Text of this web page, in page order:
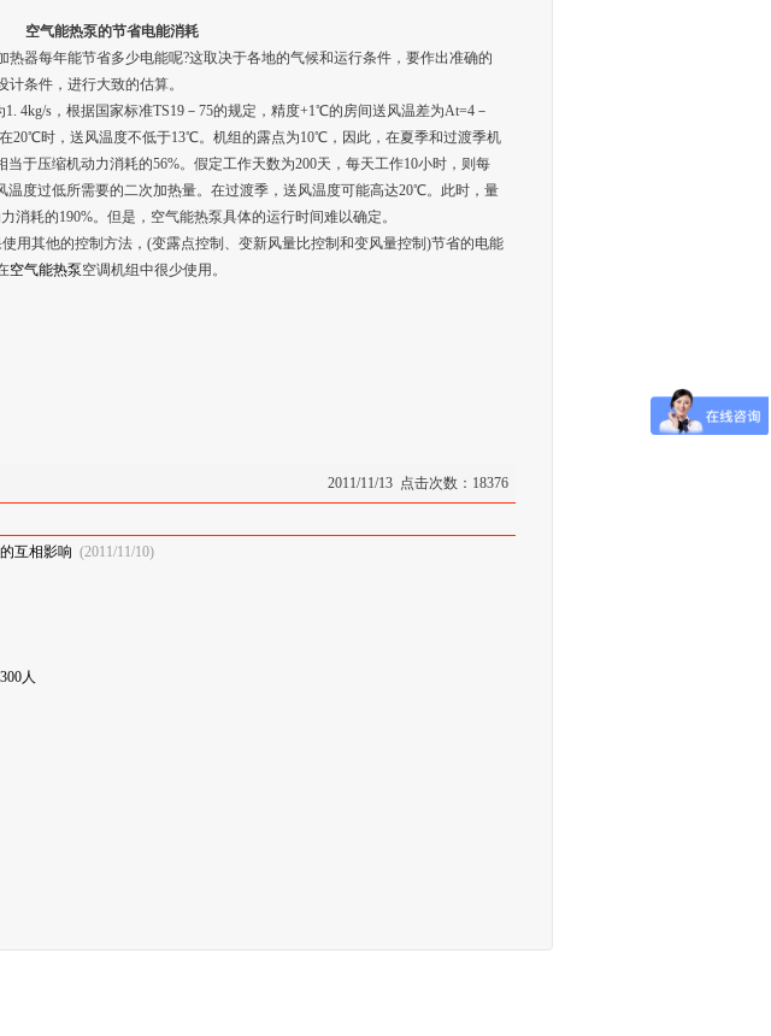
空气能热泵的节省电能消耗
热器每年能节省多少电能呢?这取决于各地的气候和运行条件，要作出准确的
条件，进行大致的估算。
4kg/s，根据国家标准TS19－75的规定，精度+1℃的房间送风温差为At=4－
时，送风温度不低于13℃。机组的露点为10℃，因此，在夏季和过渡季机
于压缩机动力消耗的56%。假定工作天数为200天，每天工作10小时，则每
温度过低所需要的二次加热量。在过渡季，送风温度可能高达20℃。此时，量
消耗的190%。但是，空气能热泵具体的运行时间难以确定。
其他的控制方法，(变露点控制、变新风量比控制和变风量控制)节省的电能
空气能热泵空调机组中很少使用。
2011/11/13 点击次数：18376
互相影响 (2011/11/10)
人